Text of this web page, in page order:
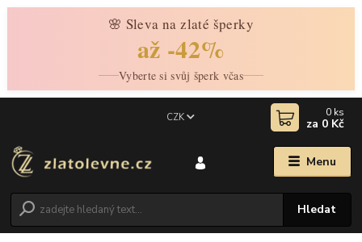
🌸 Sleva na zlaté šperky
až -42%
Vyberte si svůj šperk včas
Menu
CZK
Hledat
0 ks
za 0 Kč